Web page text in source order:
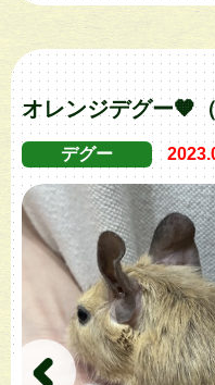
オレンジデグー🧡
デグー